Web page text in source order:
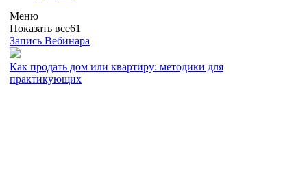
Меню
Показать все61
Запись Вебинара
Как продать дом или квартиру: методики для
практикующих